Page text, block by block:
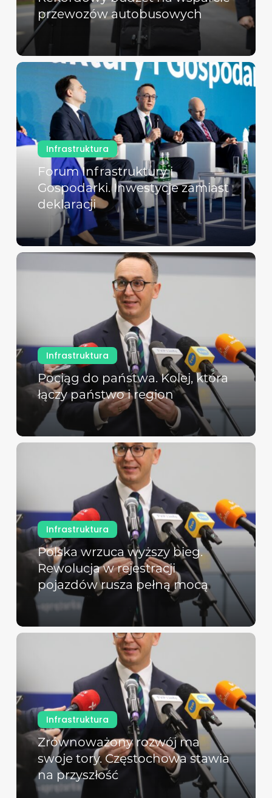
przewozów autobusowych
Infrastruktura
Forum Infrastruktury i
Gospodarki. Inwestycje zamiast
deklaracji
Infrastruktura
Pociąg do państwa. Kolej, która
łączy państwo i region
Infrastruktura
Polska wrzuca wyższy bieg.
Rewolucja w rejestracji
pojazdów rusza pełną mocą
Infrastruktura
Zrównoważony rozwój ma
swoje tory. Częstochowa stawia
na przyszłość